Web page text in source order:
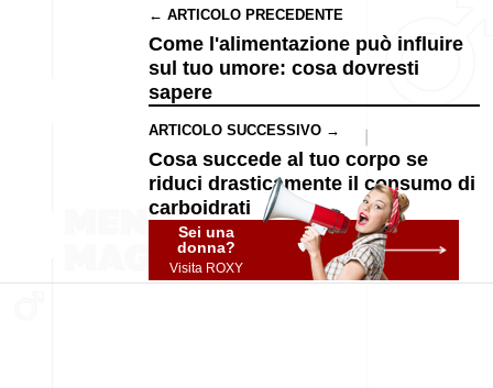
← ARTICOLO PRECEDENTE
Come l'alimentazione può influire
sul tuo umore: cosa dovresti
sapere
ARTICOLO SUCCESSIVO →
Cosa succede al tuo corpo se
riduci drasticamente il consumo di
carboidrati
Sei una
donna?
Visita ROXY